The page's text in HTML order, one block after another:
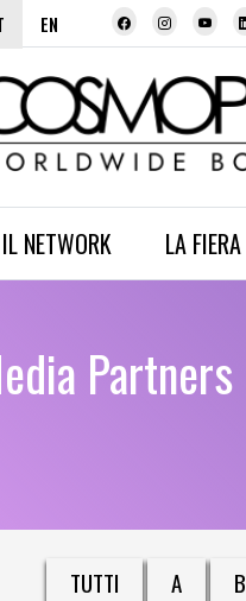
EN
IL NETWORK LA FIERA
Partners
TUTTI A B